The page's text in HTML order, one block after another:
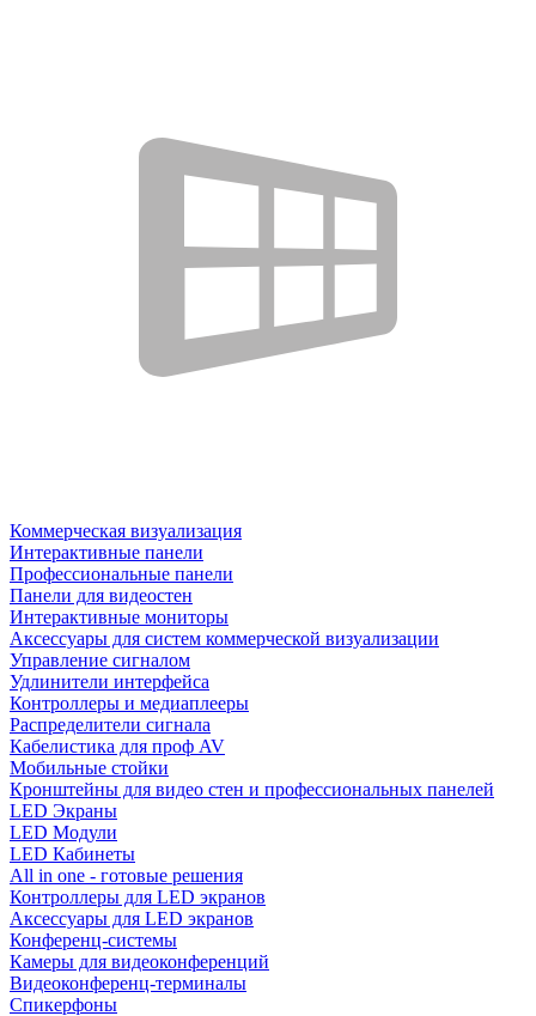
Коммерческая визуализация
Интерактивные панели
Профессиональные панели
Панели для видеостен
Интерактивные мониторы
Аксессуары для систем коммерческой визуализации
Управление сигналом
Удлинители интерфейса
Контроллеры и медиаплееры
Распределители сигнала
Кабелистика для проф AV
Мобильные стойки
Кронштейны для видео стен и профессиональных панелей
LED Экраны
LED Модули
LED Кабинеты
All in one - готовые решения
Контроллеры для LED экранов
Аксессуары для LED экранов
Конференц-системы
Камеры для видеоконференций
Видеоконференц-терминалы
Спикерфоны